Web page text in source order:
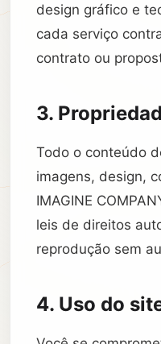
design gráfico e
cada serviço
contrato ou
3.
Todo o conteúdo
imagens, design,
IMAGINE
leis de direitos
reprodução sem
4. Uso do